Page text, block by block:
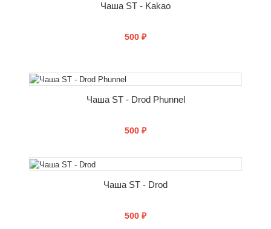
Чаша ST - Kakao
500 ₽
СООБЩИТЬ О ПОСТУПЛЕНИИ
Чаша ST - Drod Phunnel
500 ₽
СООБЩИТЬ О ПОСТУПЛЕНИИ
Чаша ST - Drod
500 ₽